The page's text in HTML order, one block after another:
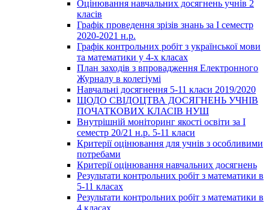
Оцінювання навчальних досягнень учнів 2
класів
Графік проведення зрізів знань за І семестр
2020-2021 н.р.
Графік контрольних робіт з української мови
та математики у 4-х класах
План заходів з впровадження Електронного
Журналу в колегіумі
Навчальні досягнення 5-11 класи 2019/2020
ЩОДО СВІДОЦТВА ДОСЯГНЕНЬ УЧНІВ
ПОЧАТКОВИХ КЛАСІВ НУШ
Внутрішній моніторинг якості освіти за І
семестр 20/21 н.р. 5-11 класи
Критерії оцінювання для учнів з особливими
потребами
Критерії оцінювання навчальних досягнень
Результати контрольних робіт з математики в
5-11 класах
Результати контрольних робіт з математики в
4 класах